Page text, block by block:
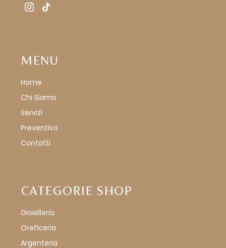
MENU
Home
Chi Siamo
Servizi
Preventivo
Contatti
CATEGORIE SHOP
Gioielleria
Oreficeria
Argenteria